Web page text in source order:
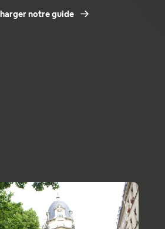
notre guide